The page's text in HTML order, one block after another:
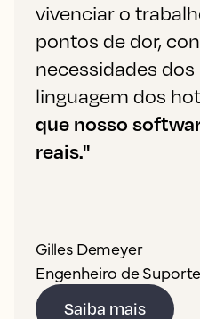
vivenciar o
pontos de dor,
necessidades
linguagem dos
que nosso
reais."
Gilles Demeyer
Engenheiro de Suporte
Saiba mais